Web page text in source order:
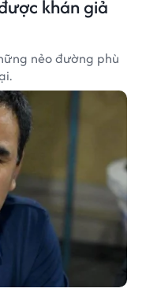
khán giả
nẻo đường phù